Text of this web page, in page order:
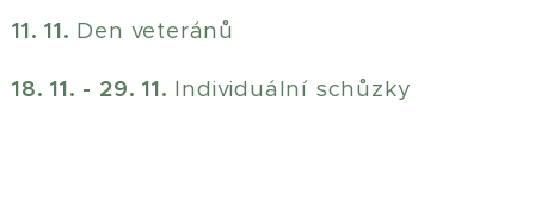
11. 11. Den veteránů
18. 11. - 29. 11. Individuální schůzky